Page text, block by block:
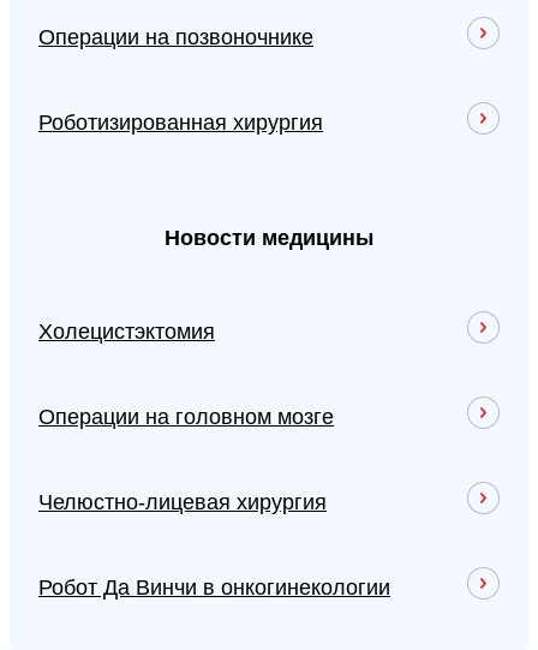
Операции на позвоночнике
Роботизированная хирургия
Новости медицины
Холецистэктомия
Операции на головном мозге
Челюстно-лицевая хирургия
Робот Да Винчи в онкогинекологии